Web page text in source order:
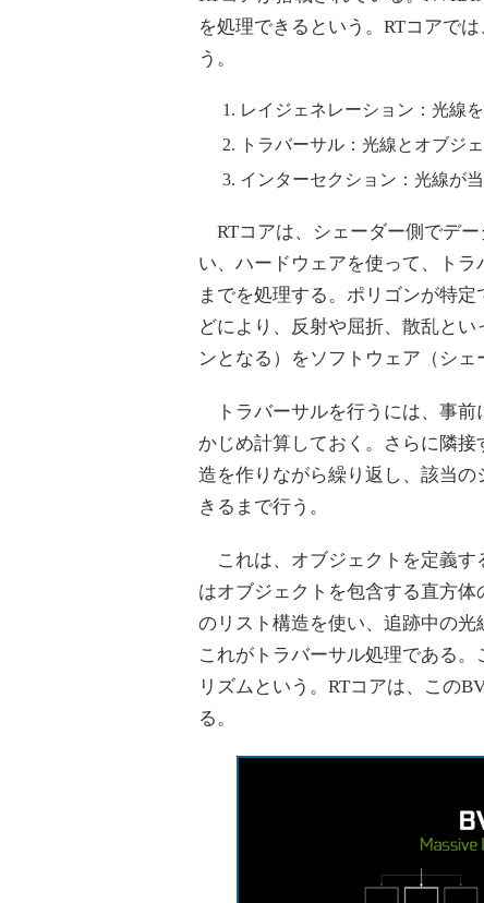
を処理できるという。RTコアで
う。
レイジェネレーション：光線
トラバーサル：光線とオブジ
インターセクション：光線が
RTコアは、シェーダー側でデ
い、ハードウェアを使って、ト
までを処理する。ポリゴンが特
どにより、反射や屈折、散乱と
ンとなる）をソフトウェア（シェ
トラバーサルを行うには、事前
かじめ計算しておく。さらに隣
造を作りながら繰り返し、該当
きるまで行う。
これは、オブジェクトを定義す
はオブジェクトを包含する直方
のリスト構造を使い、追跡中の光
これがトラバーサル処理である
リズムという。RTコアは、この
る。